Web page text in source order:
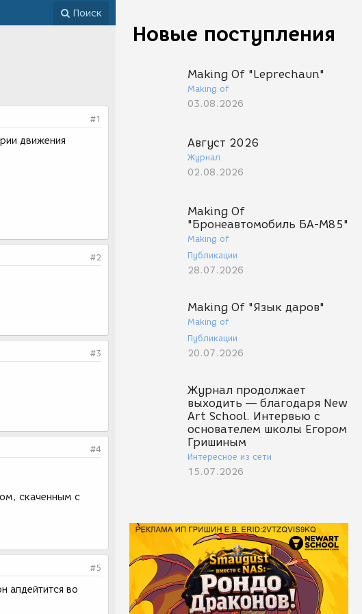
Новые поступления
Making Of "Leprechaun"
Making of
03.08.2026
Август 2026
Журнал
02.08.2026
Making Of
"Бронеавтомобиль БА-М85"
Making of
Публикации
28.07.2026
Making Of "Язык даров"
Making of
Публикации
20.07.2026
Журнал продолжает
выходить — благодаря New
Art School. Интервью с
основателем школы Егором
Гришиным
Интересное из сети
15.07.2026
Поиск
#1
движения
#2
#3
#4
скаченным с
#5
апдейтится во